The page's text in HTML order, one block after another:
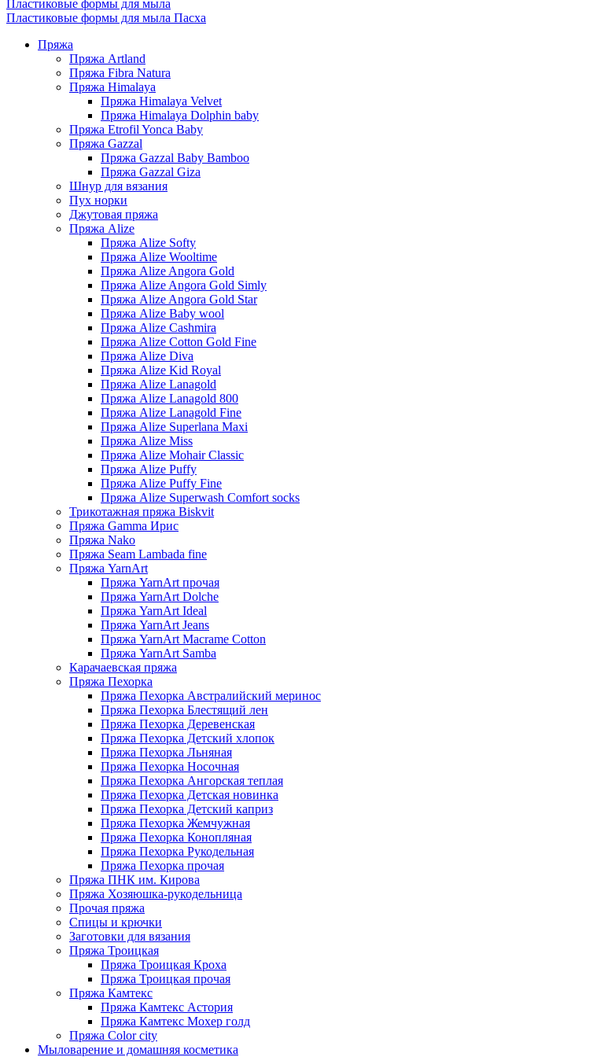
Пластиковые формы для мыла
Пластиковые формы для мыла Пасха
Пряжа
Пряжа Artland
Пряжа Fibra Natura
Пряжа Himalaya
Пряжа Himalaya Velvet
Пряжа Himalaya Dolphin baby
Пряжа Etrofil Yonca Baby
Пряжа Gazzal
Пряжа Gazzal Baby Bamboo
Пряжа Gazzal Giza
Шнур для вязания
Пух норки
Джутовая пряжа
Пряжа Alize
Пряжа Alize Softy
Пряжа Alize Wooltime
Пряжа Alize Angora Gold
Пряжа Alize Angora Gold Simly
Пряжа Alize Angora Gold Star
Пряжа Alize Baby wool
Пряжа Alize Cashmira
Пряжа Alize Cotton Gold Fine
Пряжа Alize Diva
Пряжа Alize Kid Royal
Пряжа Alize Lanagold
Пряжа Alize Lanagold 800
Пряжа Alize Lanagold Fine
Пряжа Alize Superlana Maxi
Пряжа Alize Miss
Пряжа Alize Mohair Classic
Пряжа Alize Puffy
Пряжа Alize Puffy Fine
Пряжа Alize Superwash Comfort socks
Трикотажная пряжа Biskvit
Пряжа Gamma Ирис
Пряжа Nako
Пряжа Seam Lambada fine
Пряжа YarnArt
Пряжа YarnArt прочая
Пряжа YarnArt Dolche
Пряжа YarnArt Ideal
Пряжа YarnArt Jeans
Пряжа YarnArt Macrame Cotton
Пряжа YarnArt Samba
Карачаевская пряжа
Пряжа Пехорка
Пряжа Пехорка Австралийский меринос
Пряжа Пехорка Блестящий лен
Пряжа Пехорка Деревенская
Пряжа Пехорка Детский хлопок
Пряжа Пехорка Льняная
Пряжа Пехорка Носочная
Пряжа Пехорка Ангорская теплая
Пряжа Пехорка Детская новинка
Пряжа Пехорка Детский каприз
Пряжа Пехорка Жемчужная
Пряжа Пехорка Конопляная
Пряжа Пехорка Рукодельная
Пряжа Пехорка прочая
Пряжа ПНК им. Кирова
Пряжа Хозяюшка-рукодельница
Прочая пряжа
Спицы и крючки
Заготовки для вязания
Пряжа Троицкая
Пряжа Троицкая Кроха
Пряжа Троицкая прочая
Пряжа Камтекс
Пряжа Камтекс Астория
Пряжа Камтекс Мохер голд
Пряжа Color city
Мыловарение и домашняя косметика